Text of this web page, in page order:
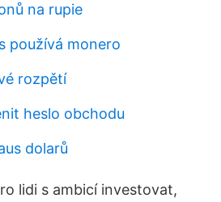
na rupie
používá monero
rozpětí
heslo obchodu
dolarů
lidi s ambicí investovat,